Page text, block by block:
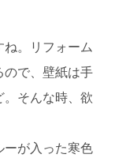
。リフォーム
ので、壁紙は手
そんな時、欲
が入った寒色